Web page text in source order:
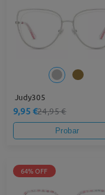
Judy305
9,95 €24,95 €
Probar
64% OFF